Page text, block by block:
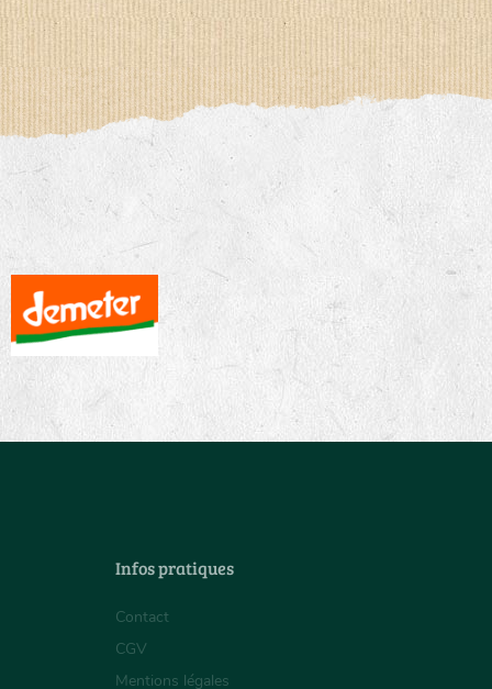
Infos pratiques
Contact
CGV
Mentions légales